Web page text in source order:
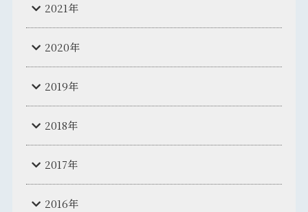
2021年
2020年
2019年
2018年
2017年
2016年